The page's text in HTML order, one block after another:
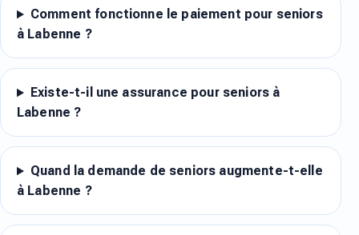
Comment fonctionne le paiement pour seniors
à Labenne ?
Existe-t-il une assurance pour seniors à
Labenne ?
Quand la demande de seniors augmente-t-elle
à Labenne ?